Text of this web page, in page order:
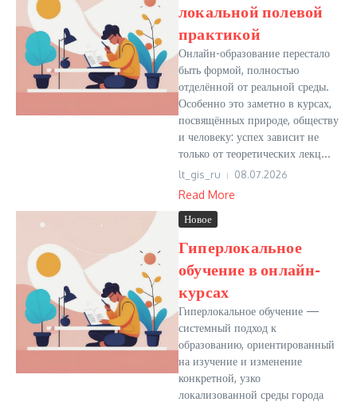
локальной полевой
практикой
Онлайн-образование перестало
быть формой, полностью
отделённой от реальной среды.
Особенно это заметно в курсах,
посвящённых природе, обществу
и человеку: успех зависит не
только от теоретических лекц...
lt_gis_ru 08.07.2026
Read More
Новое
Гиперлокальное
обучение в онлайн-
курсах
Гиперлокальное обучение —
системный подход к
образованию, ориентированный
на изучение и изменение
конкретной, узко
локализованной среды города